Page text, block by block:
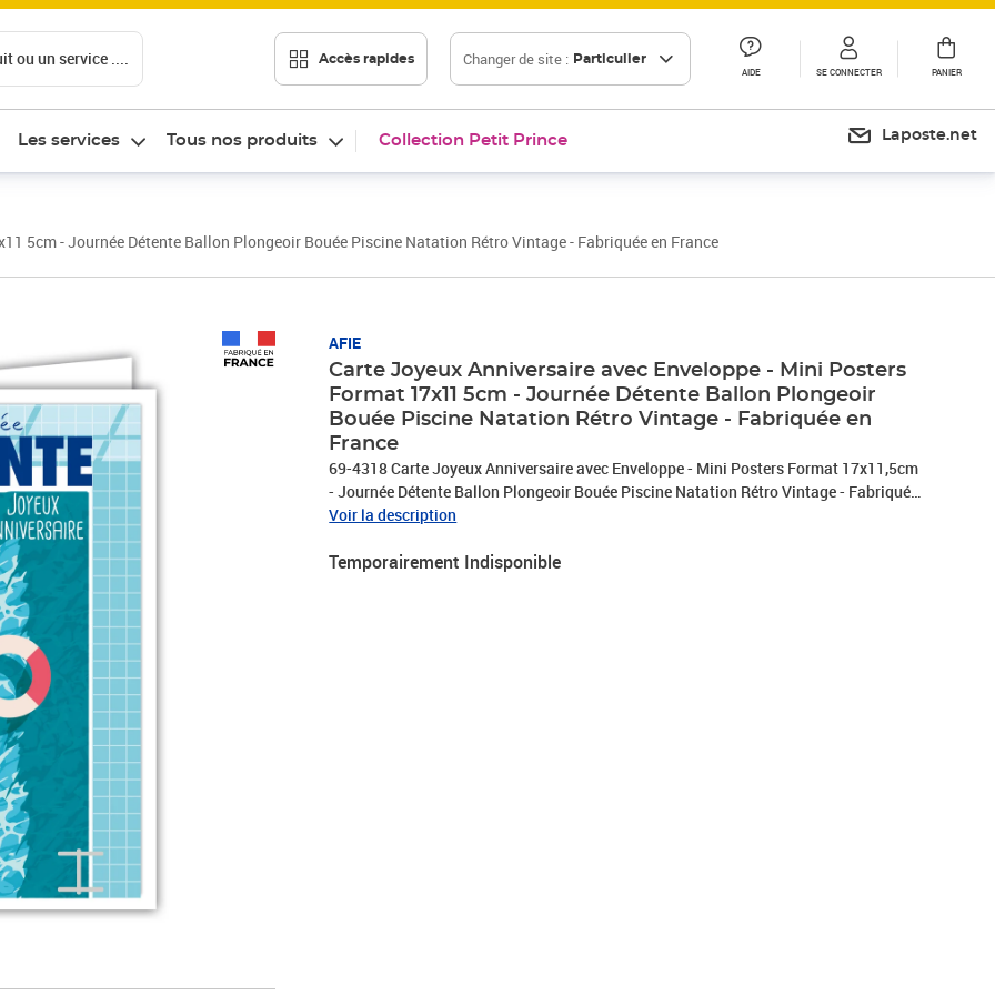
ou un service .... Accès rapides Changer de site : Particulier
AIDE SE CONNECTER PANIER
Les services Tous nos produits Collection Petit Prince Laposte.net
5cm - Journée Détente Ballon Plongeoir Bouée Piscine Natation Rétro Vintage - Fabriquée en France
AFIE
Carte Joyeux Anniversaire avec Enveloppe - Mini Posters
Format 17x11 5cm - Journée Détente Ballon Plongeoir
Bouée Piscine Natation Rétro Vintage - Fabriquée en
France
69-4318 Carte Joyeux Anniversaire avec Enveloppe - Mini Posters Format 17x11,5cm
- Journée Détente Ballon Plongeoir Bouée Piscine Natation Rétro Vintage - Fabriquée
en France
Voir la description
Temporairement Indisponible